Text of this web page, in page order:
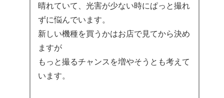
晴れていて、光害が少ない時にぱっと撮れ
ずに悩んでいます。
新しい機種を買うかはお店で見てから決め
ますが
もっと撮るチャンスを増やそうとも考えて
います。